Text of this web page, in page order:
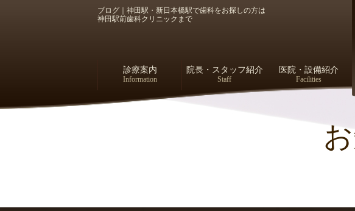
ブログ｜神田駅・新日本橋駅で歯科をお探しの方は
神田駅前歯科クリニックまで
診療案内
Information
院長・スタッフ紹介
Staff
医院・設備紹介
Facilities